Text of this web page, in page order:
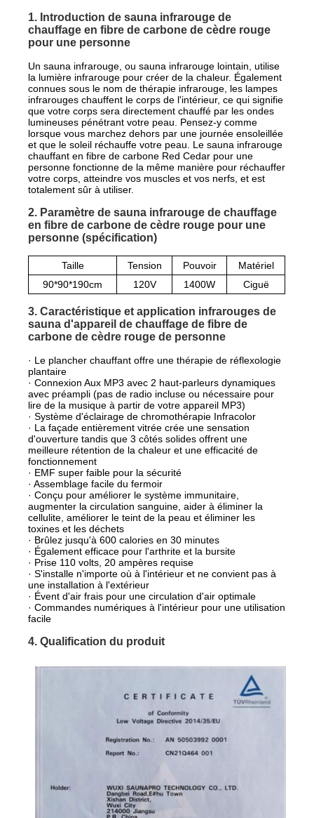
1. Introduction de sauna infrarouge de
chauffage en fibre de carbone de cèdre rouge
pour une personne
Un sauna infrarouge, ou sauna infrarouge lointain, utilise
la lumière infrarouge pour créer de la chaleur. Également
connues sous le nom de thérapie infrarouge, les lampes
infrarouges chauffent le corps de l'intérieur, ce qui signifie
que votre corps sera directement chauffé par les ondes
lumineuses pénétrant votre peau. Pensez-y comme
lorsque vous marchez dehors par une journée ensoleillée
et que le soleil réchauffe votre peau. Le sauna infrarouge
chauffant en fibre de carbone Red Cedar pour une
personne fonctionne de la même manière pour réchauffer
votre corps, atteindre vos muscles et vos nerfs, et est
totalement sûr à utiliser.
2. Paramètre de sauna infrarouge de chauffage
en fibre de carbone de cèdre rouge pour une
personne (spécification)
Taille Tension Pouvoir
Matériel
90*90*190cm
120V 1400W Ciguë
3. Caractéristique et application infrarouges de
sauna d'appareil de chauffage de fibre de
carbone de cèdre rouge de personne
· Le plancher chauffant offre une thérapie de réflexologie
plantaire
· Connexion Aux MP3 avec 2 haut-parleurs dynamiques
avec préampli (pas de radio incluse ou nécessaire pour
lire de la musique à partir de votre appareil MP3)
· Système d'éclairage de chromothérapie Infracolor
· La façade entièrement vitrée crée une sensation
d'ouverture tandis que 3 côtés solides offrent une
meilleure rétention de la chaleur et une efficacité de
fonctionnement
· EMF super faible pour la sécurité
· Assemblage facile du fermoir
· Conçu pour améliorer le système immunitaire,
augmenter la circulation sanguine, aider à éliminer la
cellulite, améliorer le teint de la peau et éliminer les
toxines et les déchets
· Brûlez jusqu'à 600 calories en 30 minutes
· Également efficace pour l'arthrite et la bursite
· Prise 110 volts, 20 ampères requise
· S'installe n'importe où à l'intérieur et ne convient pas à
une installation à l'extérieur
· Évent d'air frais pour une circulation d'air optimale
· Commandes numériques à l'intérieur pour une utilisation
facile
4. Qualification du produit